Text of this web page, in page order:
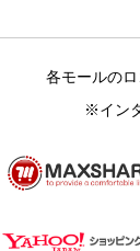
各モールの
※イン